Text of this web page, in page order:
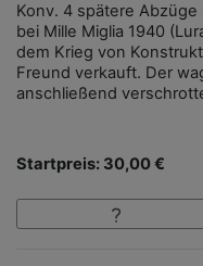
Konv. 4 spätere
bei Mille Miglia 1940
dem Krieg von
Freund verkauft. Der
anschließend
Startpreis: 30,00 €